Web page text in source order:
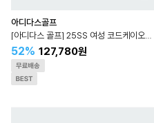
아디다스골프
[아디다스 골프] 25SS 여성 코드케이오스 보아 25 JH6126
52% 127,780원